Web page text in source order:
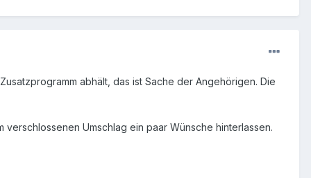
abhält, das ist Sache der Angehörigen. Die
verschlossenen Umschlag ein paar Wünsche hinterlassen.